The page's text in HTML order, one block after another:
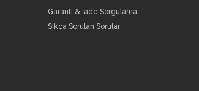
Garanti & İade Sorgulama
Sıkça Sorulan Sorular